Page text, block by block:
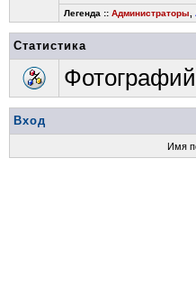
Легенда :: Администраторы
Статистика
Вход
Имя